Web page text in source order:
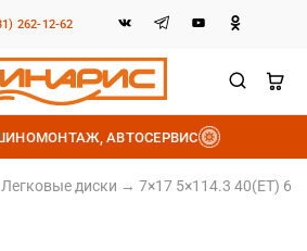
262-12-62
АВТОСЕРВИС
Легковые диски → 7×17 5×114.3 40(ET)